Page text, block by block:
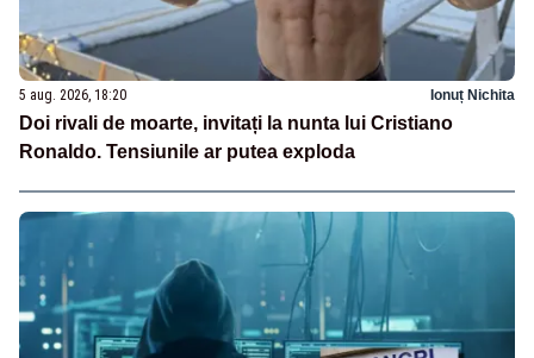
5 aug. 2026, 18:20 Ionuț Nichita
Doi rivali de moarte, invitați la nunta lui Cristiano
Ronaldo. Tensiunile ar putea exploda